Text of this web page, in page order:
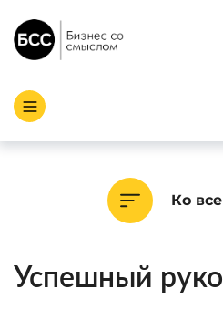
Ко
Успешный